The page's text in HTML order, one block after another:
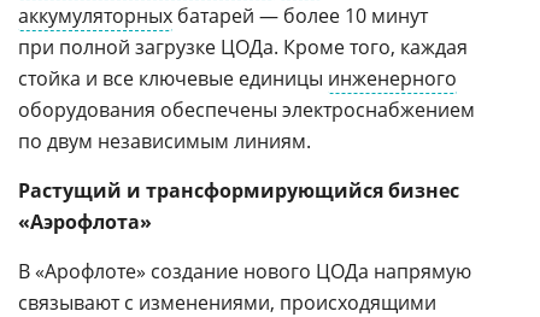
аккумуляторных батарей — более 10 минут
при полной загрузке ЦОДа. Кроме того, каждая
стойка и все ключевые единицы инженерного
оборудования обеспечены электроснабжением
по двум независимым линиям.
Растущий и трансформирующийся бизнес
«Аэрофлота»
В «Арофлоте» создание нового ЦОДа напрямую
связывают с изменениями, происходящими